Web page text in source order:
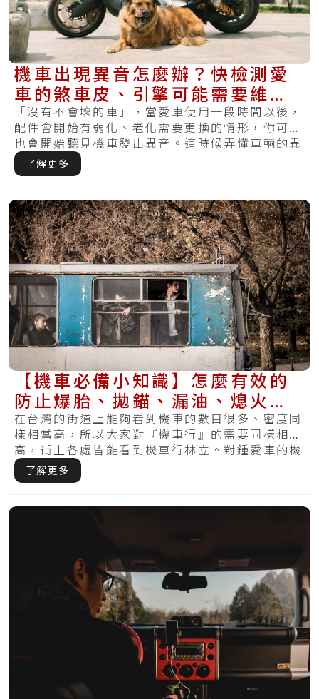
機車出現異音怎麼辦？快檢測愛
車的煞車皮、引擎可能需要維
修！
「沒有不會壞的車」，當愛車使用一段時間以後，
配件會開始有弱化、老化需要更換的情形，你可能
也會開始聽見機車發出異音。這時候弄懂車輛的異
音就.....
了解更多
【機車必備小知識】怎麼有效的
防止爆胎、拋錨、漏油、熄火再
次發生？
在台灣的街道上能夠看到機車的數目很多、密度同
樣相當高，所以大家對『機車行』的需要同樣相當
高，街上各處皆能看到機車行林立。對鍾愛車的機
車族.....
了解更多